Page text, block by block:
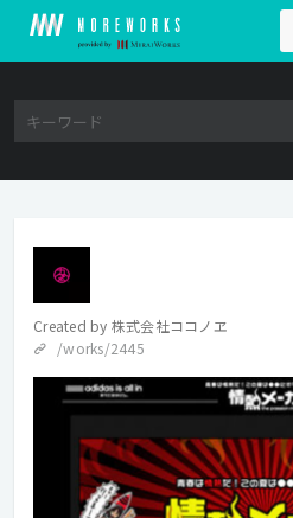
Created by 株式会社ココノヱ
/works/2445